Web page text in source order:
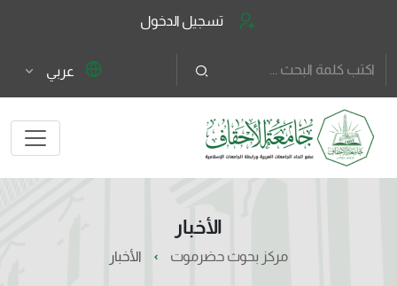
تسجيل الدخول
عربي
الأخبار
مركز بحوث حضرموت الأخبار